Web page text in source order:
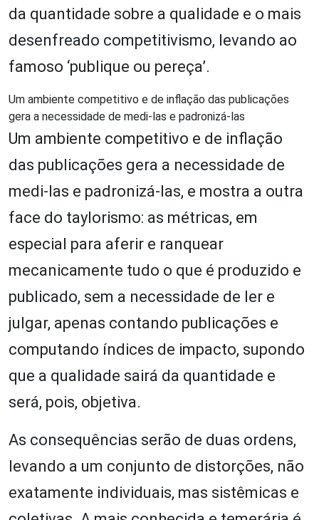
da quantidade sobre a qualidade e o mais
desenfreado competitivismo, levando ao
famoso ‘publique ou pereça’.
Um ambiente competitivo e de inflação das publicações
gera a necessidade de medi-las e padronizá-las
Um ambiente competitivo e de inflação
das publicações gera a necessidade de
medi-las e padronizá-las, e mostra a outra
face do taylorismo: as métricas, em
especial para aferir e ranquear
mecanicamente tudo o que é produzido e
publicado, sem a necessidade de ler e
julgar, apenas contando publicações e
computando índices de impacto, supondo
que a qualidade sairá da quantidade e
será, pois, objetiva.
As consequências serão de duas ordens,
levando a um conjunto de distorções, não
exatamente individuais, mas sistêmicas e